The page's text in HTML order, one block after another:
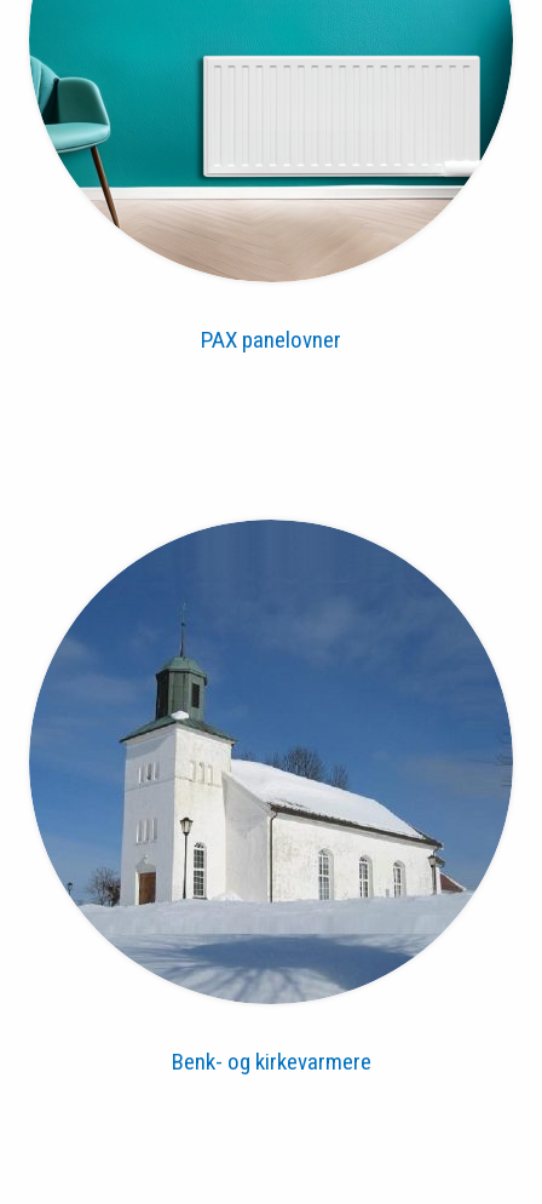
PAX panelovner
Benk- og kirkevarmere